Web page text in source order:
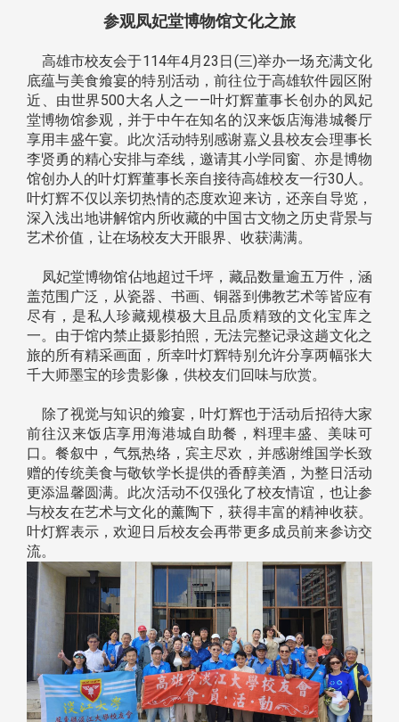
参观凤妃堂博物馆文化之旅
高雄市校友会于114年4月23日(三)举办一场充满文化
底蕴与美食飨宴的特别活动，前往位于高雄软件园区附
近、由世界500大名人之一—叶灯辉董事长创办的凤妃
堂博物馆参观，并于中午在知名的汉来饭店海港城餐厅
享用丰盛午宴。此次活动特别感谢嘉义县校友会理事长
李贤勇的精心安排与牵线，邀请其小学同窗、亦是博物
馆创办人的叶灯辉董事长亲自接待高雄校友一行30人。
叶灯辉不仅以亲切热情的态度欢迎来访，还亲自导览，
深入浅出地讲解馆内所收藏的中国古文物之历史背景与
艺术价值，让在场校友大开眼界、收获满满。
凤妃堂博物馆佔地超过千坪，藏品数量逾五万件，涵
盖范围广泛，从瓷器、书画、铜器到佛教艺术等皆应有
尽有，是私人珍藏规模极大且品质精致的文化宝库之
一。由于馆内禁止摄影拍照，无法完整记录这趟文化之
旅的所有精采画面，所幸叶灯辉特别允许分享两幅张大
千大师墨宝的珍贵影像，供校友们回味与欣赏。
除了视觉与知识的飨宴，叶灯辉也于活动后招待大家
前往汉来饭店享用海港城自助餐，料理丰盛、美味可
口。餐叙中，气氛热络，宾主尽欢，并感谢维国学长致
赠的传统美食与敬钦学长提供的香醇美酒，为整日活动
更添温馨圆满。此次活动不仅强化了校友情谊，也让参
与校友在艺术与文化的薰陶下，获得丰富的精神收获。
叶灯辉表示，欢迎日后校友会再带更多成员前来参访交
流。